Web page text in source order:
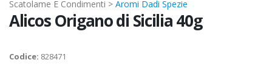
Scatolame E Condimenti > Aromi Dadi Spezie
Alicos Origano di Sicilia 40g
Codice: 828471